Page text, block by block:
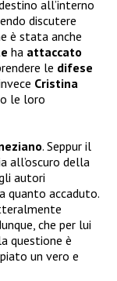
all’interno
discutere
è stata anche
ha attaccato
le difese
Cristina
le loro
. Seppur il
all’oscuro della
autori
quanto accaduto.
che per lui
questione è
un vero e